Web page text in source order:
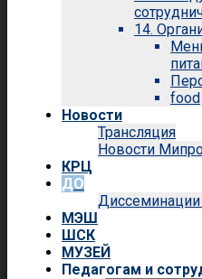
14.
food
Новости
Трансляция
Новости
КРЦ
ДО
МЭШ
ШСК
МУЗЕЙ
Педагогам и